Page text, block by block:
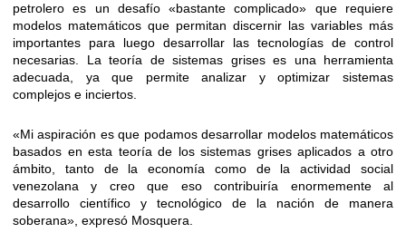
petrolero es un desafío «bastante complicado» que requiere
modelos matemáticos que permitan discernir las variables más
importantes para luego desarrollar las tecnologías de control
necesarias. La teoría de sistemas grises es una herramienta
adecuada, ya que permite analizar y optimizar sistemas
complejos e inciertos.
«Mi aspiración es que podamos desarrollar modelos matemáticos
basados en esta teoría de los sistemas grises aplicados a otro
ámbito, tanto de la economía como de la actividad social
venezolana y creo que eso contribuiría enormemente al
desarrollo científico y tecnológico de la nación de manera
soberana», expresó Mosquera.